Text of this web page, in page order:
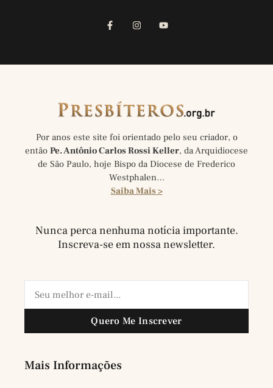
Por anos este site foi orientado pelo seu criador, o
então Pe. Antônio Carlos Rossi Keller, da Arquidiocese
de São Paulo, hoje Bispo da Diocese de Frederico
Westphalen…
Saiba Mais >
Nunca perca nenhuma notícia importante.
Inscreva-se em nossa newsletter.
Quero Me Inscrever
Mais Informações